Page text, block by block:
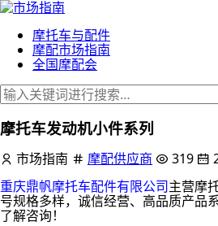
摩托车与配件
摩配市场指南
全国摩配会
摩托车发动机小件系列
市场指南 摩配供应商 319
重庆鼎帆摩托车配件有限公司主营摩
号规格多样，诚信经营、高品质产品
了解咨询！